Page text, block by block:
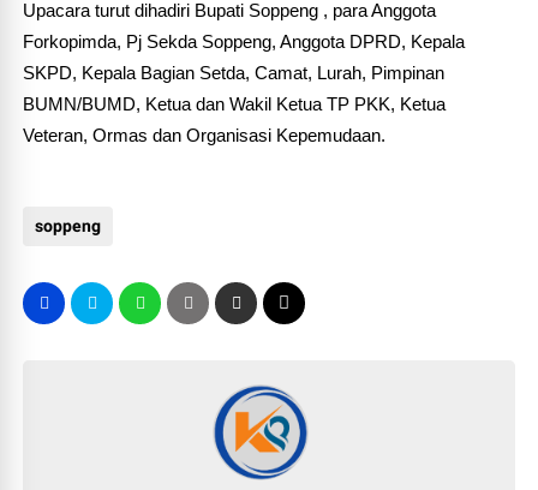
Upacara turut dihadiri Bupati Soppeng , para Anggota
Forkopimda, Pj Sekda Soppeng, Anggota DPRD, Kepala
SKPD, Kepala Bagian Setda, Camat, Lurah, Pimpinan
BUMN/BUMD, Ketua dan Wakil Ketua TP PKK, Ketua
Veteran, Ormas dan Organisasi Kepemudaan.
soppeng